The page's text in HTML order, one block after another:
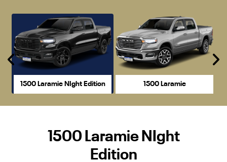
1500 Laramie NIght Edition 1500 Laramie
Anterior
1500 Laramie NIght
Edition